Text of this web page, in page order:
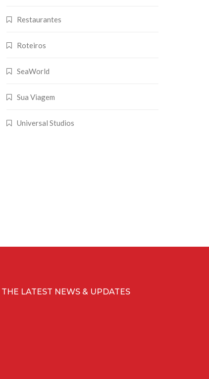
Restaurantes
Roteiros
SeaWorld
Sua Viagem
Universal Studios
THE LATEST NEWS & UPDATES